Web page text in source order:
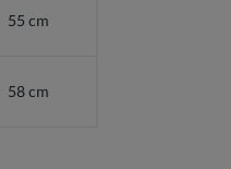
55 cm
58 cm